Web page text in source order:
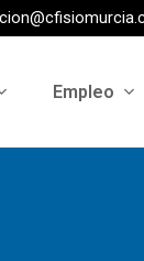
Empleo